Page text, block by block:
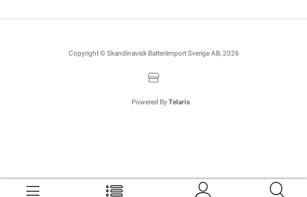
Copyright © Skandinavisk Batteriimport Sverige AB, 2026
Powered ByTelaris